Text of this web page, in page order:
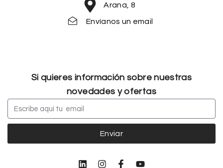
Arana, 8
Envíanos un email
Si quieres información sobre nuestras
novedades y ofertas
Enviar